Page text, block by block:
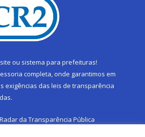
ou sistema para prefeituras!
completa, onde garantimos em
exigências das leis de transparência
Radar da Transparência Pública